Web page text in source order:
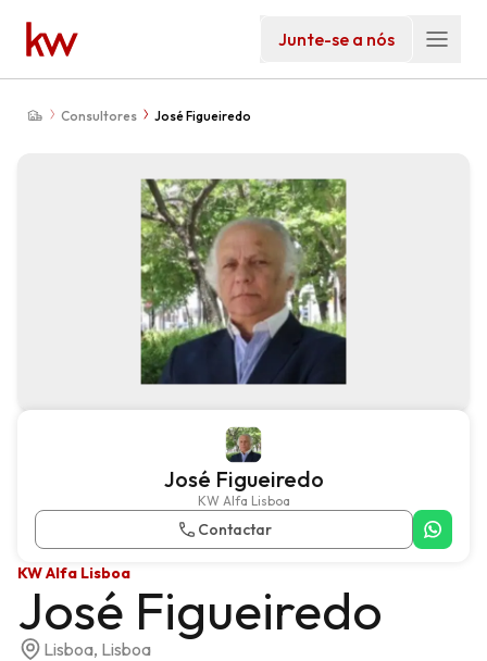
Junte-se a nós
Consultores José Figueiredo
José Figueiredo
KW Alfa Lisboa
Contactar
KW Alfa Lisboa
José Figueiredo
Lisboa, Lisboa